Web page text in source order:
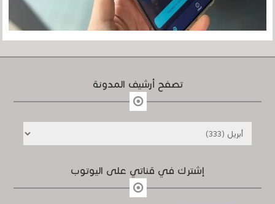
تصفح أرشيف المدونة
إشترك في قناتي على اليوتوب